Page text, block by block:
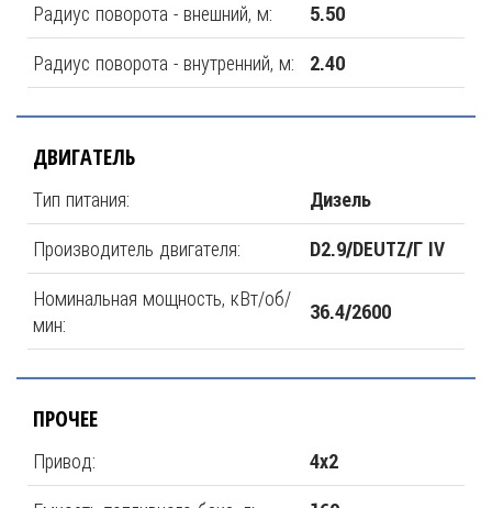
Радиус поворота - внешний, м: 5.50
Радиус поворота - внутренний, м: 2.40
ДВИГАТЕЛЬ
Тип питания: Дизель
Производитель двигателя: D2.9/DEUTZ/Г IV
Номинальная мощность, кВт/об/
мин:
36.4/2600
ПРОЧЕЕ
Привод: 4х2